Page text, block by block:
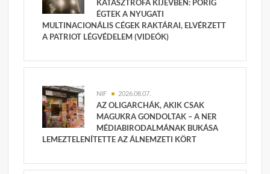
KATASZTRÓFA KIJEVBEN: PORIG
ÉGTEK A NYUGATI
MULTINACIONÁLIS CÉGEK RAKTÁRAI, ELVÉRZETT
A PATRIOT LÉGVÉDELEM (VIDEÓK)
NIF 2026.08.07.
AZ OLIGARCHÁK, AKIK CSAK
MAGUKRA GONDOLTAK – A NER
MÉDIABIRODALMÁNAK BUKÁSA
LEMEZTELENÍTETTE AZ ÁLNEMZETI KÖRT